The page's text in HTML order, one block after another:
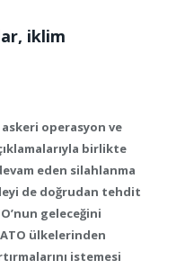
iklim
askeri operasyon ve
birlikte
eden silahlanma
de doğrudan tehdit
geleceğini
ülkelerinden
istemesi